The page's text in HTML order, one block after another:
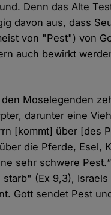
Denn das Alte
davon aus, dass
von "Pest") von
auch bewirkt
Moselegenden
darunter eine
[kommt] über [des
die Pferde, Esel,
sehr schwere
(Ex 9,3), Israels
Gott sendet Pest